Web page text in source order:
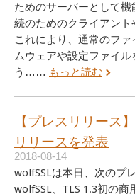
ためのサーバーとして
続のためのクライアント
これにより、通常のフ
ムウェアや設定ファイ
う…… もっと読む
【プレスリリース
リリースを発表
2018-08-14
wolfSSLは本日、次のプ
wolfSSL、TLS 1.3初の